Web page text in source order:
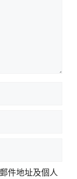
件地址及個人